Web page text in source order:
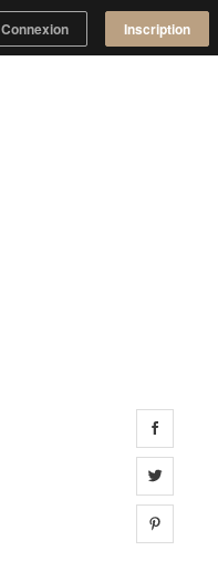
Connexion Inscription